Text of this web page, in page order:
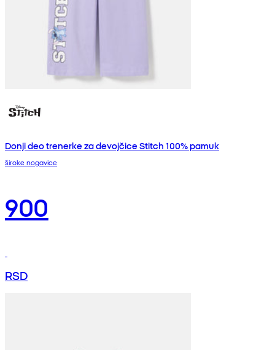
Donji deo trenerke za devojčice Stitch 100% pamuk
široke nogavice
900
RSD